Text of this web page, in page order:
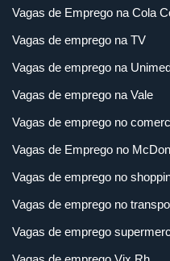
Vagas de Emprego na Cola
Vagas de emprego na TV
Vagas de emprego na
Vagas de emprego na Vale
Vagas de emprego no
Vagas de Emprego no
Vagas de emprego no
Vagas de emprego no
Vagas de emprego